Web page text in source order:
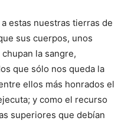
estas nuestras tierras de
sus cuerpos, unos
la sangre,
que sólo nos queda la
ellos más honrados el
y como el recurso
superiores que debían